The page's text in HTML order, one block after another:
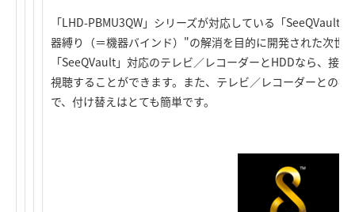
「LHD-PBMU3QW」シリーズが対応している「SeeQVault
器縛り（＝機器バインド）"の解消を目的に開発された次世
「SeeQVault」対応のテレビ／レコーダーとHDDなら、接
視聴することができます。また、テレビ／レコーダーとの接
で、付け替えはとても簡単です。